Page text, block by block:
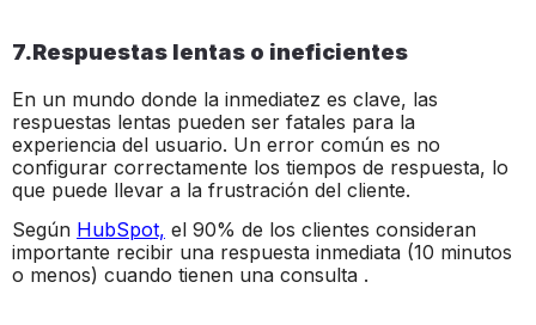
7.Respuestas lentas o ineficientes
En un mundo donde la inmediatez es clave, las
respuestas lentas pueden ser fatales para la
experiencia del usuario. Un error común es no
configurar correctamente los tiempos de respuesta, lo
que puede llevar a la frustración del cliente.
Según HubSpot, el 90% de los clientes consideran
importante recibir una respuesta inmediata (10 minutos
o menos) cuando tienen una consulta .